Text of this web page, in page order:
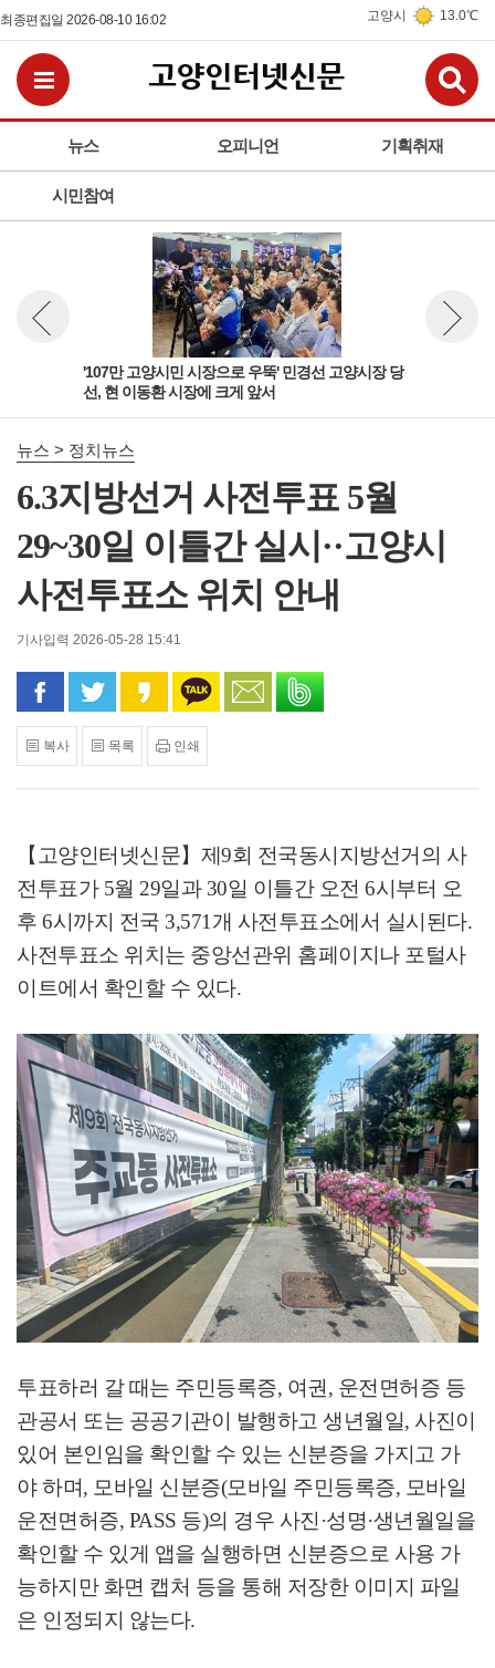
최종편집일 2026-08-10 16:02 고양시 13.0℃
뉴스 오피니언 기획취재
시민참여
전체메뉴보기
'107만 고양시민 시장으로 우뚝' 민경선 고양시장 당
선, 현 이동환 시장에 크게 앞서
뉴스 이전보기
뉴스 > 정치뉴스
6.3지방선거 사전투표 5월
29~30일 이틀간 실시··고양시
사전투표소 위치 안내
기사입력 2026-05-28 15:41
페이스북으로 공유
트위터로 공유카카오 스토리로 공유
카카오톡으로 공유
문자로 공유
복사 목록 인쇄
【고양인터넷신문】 제 9회 전국동시지방선거의 사
전투표가 5월 29일과 30일 이틀간 오전 6시부터 오
후 6시까지 전국 3,571 개 사전투표소에서 실시된다.
사전투표소 위치는 중앙선관위 홈페이지나 포털사
이트에서 확인할 수 있다.
투표하러 갈 때는 주민등록증, 여권, 운전면허증 등
관공서 또는 공공기관이 발행하고 생년월일, 사진이
있어 본인임을 확인할 수 있는 신분증을 가지고 가
야 하며, 모바일 신분증(모바일 주민등록증, 모바일
운전면허증, PASS 등)의 경우 사진 ·성명·생년월일을
확인할 수 있게 앱을 실행하면 신분증으로 사용 가
능하지만 화면 캡처 등을 통해 저장한 이미지 파일
은 인정되지 않는다.